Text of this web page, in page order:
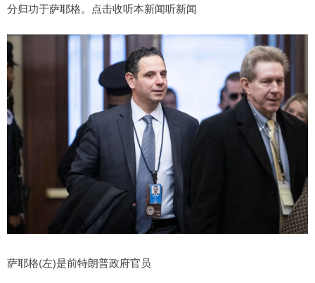
分归功于萨耶格。点击收听本新闻听新闻
萨耶格(左)是前特朗普政府官员